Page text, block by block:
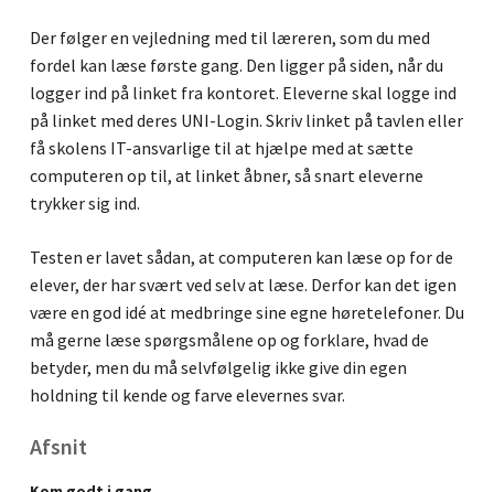
Der følger en vejledning med til læreren, som du med
fordel kan læse første gang. Den ligger på siden, når du
logger ind på linket fra kontoret. Eleverne skal logge ind
på linket med deres UNI-Login. Skriv linket på tavlen eller
få skolens IT-ansvarlige til at hjælpe med at sætte
computeren op til, at linket åbner, så snart eleverne
trykker sig ind.
Testen er lavet sådan, at computeren kan læse op for de
elever, der har svært ved selv at læse. Derfor kan det igen
være en god idé at medbringe sine egne høretelefoner. Du
må gerne læse spørgsmålene op og forklare, hvad de
betyder, men du må selvfølgelig ikke give din egen
holdning til kende og farve elevernes svar.
Afsnit